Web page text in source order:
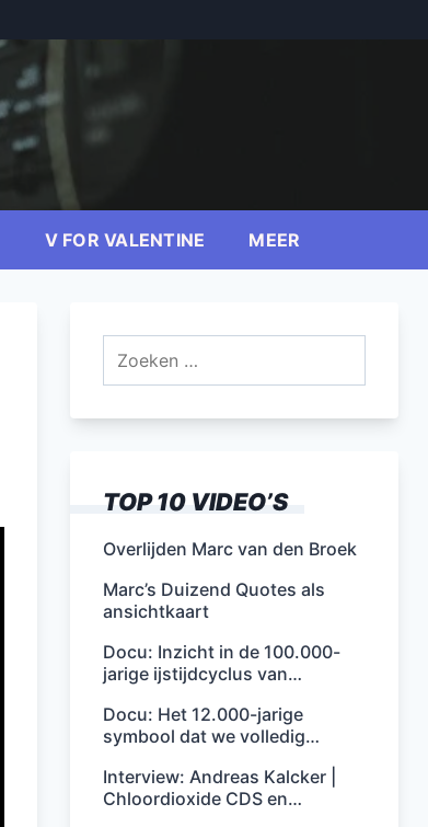
V FOR VALENTINE MEER
TOP 10 VIDEO’S
Overlijden Marc van den Broek
Marc’s Duizend Quotes als
ansichtkaart
Docu: Inzicht in de 100.000-
jarige ijstijdcyclus van…
Docu: Het 12.000-jarige
symbool dat we volledig…
Interview: Andreas Kalcker |
Chloordioxide CDS en…